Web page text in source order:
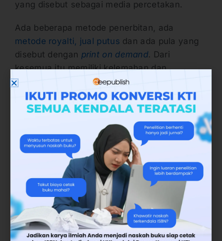
yang disebut sebagai media percetakan.
Ada beberapa metode penerbitan, ada
metode royalti, jual putus dan ada pula yang
disebut dengan print on demand. Dari
kesemua itu memiliki kelemahan dan
kelebihan. Di sana, penulis akan mendapatkan
banyak fasilitas dan honor. Tentu saja, bentuk
honor dan fasilitas berapa dan seperti apa
tergantung kebijakan dari masing-masing
penerbit. Setiap penerbit memiliki ketentuan
berbeda-beda.
Setiap penerbit juga memiliki karakter yang
berbeda-beda. Jadi, tidak ada salahnya
sebelum menawarkan naskah ke penerbit,
mempelajari terlebih dahulu penerbit yang
hendak disasar.